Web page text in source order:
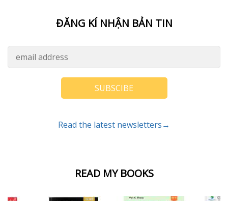
READ MY BOOKS
ĐĂNG KÍ NHẬN BẢN TIN
SUBSCIBE
Read the latest newsletters→